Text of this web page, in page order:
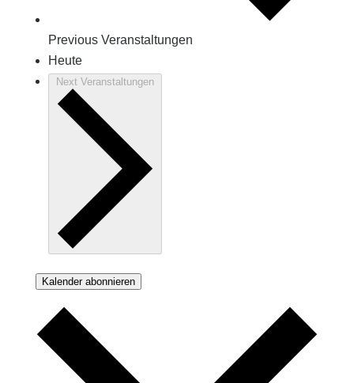
Previous Veranstaltungen
Heute
Next Veranstaltungen
Kalender abonnieren